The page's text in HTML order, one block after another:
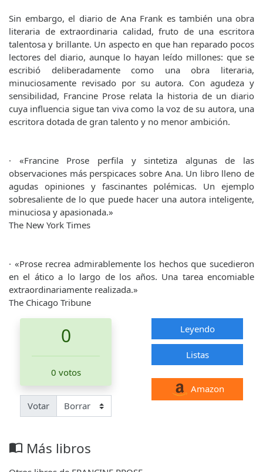
Sin embargo, el diario de Ana Frank es también una obra
literaria de extraordinaria calidad, fruto de una escritora
talentosa y brillante. Un aspecto en que han reparado pocos
lectores del diario, aunque lo hayan leído millones: que se
escribió deliberadamente como una obra literaria,
minuciosamente revisado por su autora. Con agudeza y
sensibilidad, Francine Prose relata la historia de un diario
cuya influencia sigue tan viva como la voz de su autora, una
escritora dotada de gran talento y no menor ambición.
· «Francine Prose perfila y sintetiza algunas de las
observaciones más perspicaces sobre Ana. Un libro lleno de
agudas opiniones y fascinantes polémicas. Un ejemplo
sobresaliente de lo que puede hacer una autora inteligente,
minuciosa y apasionada.»
The New York Times
· «Prose recrea admirablemente los hechos que sucedieron
en el ático a lo largo de los años. Una tarea encomiable
extraordinariamente realizada.»
The Chicago Tribune
0
0 votos
Votar
Leyendo
Listas
Amazon
import_contacts Más libros